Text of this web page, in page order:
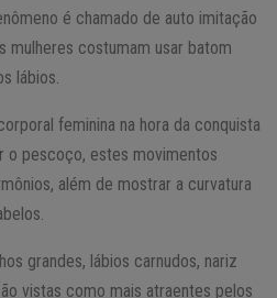
é chamado de auto imitação
mulheres costumam usar batom
lábios.
feminina na hora da conquista
o pescoço, estes movimentos
além de mostrar a curvatura
grandes, lábios carnudos, nariz
vistas como mais atraentes pelos